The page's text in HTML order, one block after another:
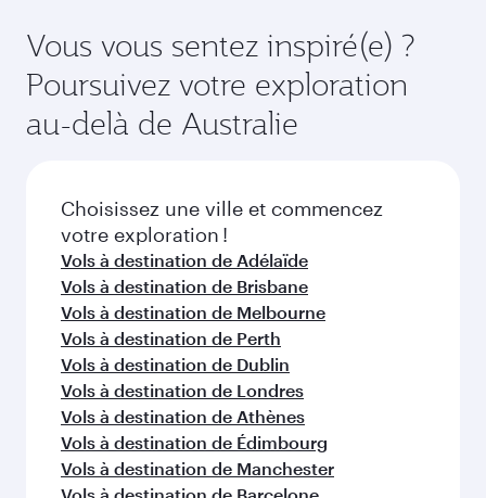
en Classe Économique. Les classes de voyage
disponibles peuvent varier sur les vols opérés
par nos partenaires. Veuillez vérifier les détails
du vol au moment de la réservation.
meilleurs tarifs aux dates de votre choix. Les
tarifs varient en fonction de la demande
saisonnière, de la popularité de l'itinéraire et de
la disponibilité des classes de voyage.
Vous vous sentez inspiré(e) ?
Poursuivez votre exploration
au-delà de Australie
Choisissez une ville et commencez
votre exploration !
Vols à destination de Adélaïde
Vols à destination de Brisbane
Vols à destination de Melbourne
Vols à destination de Perth
Vols à destination de Dublin
Vols à destination de Londres
Vols à destination de Athènes
Vols à destination de Édimbourg
Vols à destination de Manchester